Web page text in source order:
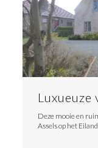
Luxueuze
Deze mooie en
Assels op het